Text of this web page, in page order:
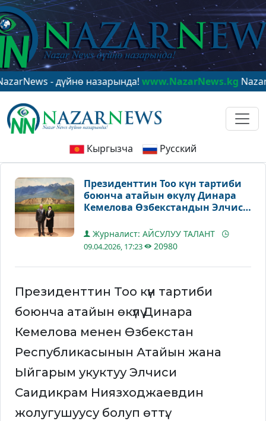
- дүйнө назарында!www.NazarNews.kgNazarNews -
Кыргызча Русский
Президенттин Тоо күн тартиби
боюнча атайын өкүлү Динара
Кемелова Өзбекстандын Элчиси
жолугушту
Журналист: АЙСУЛУУ ТАЛАНТ
09.04.2026, 17:23 20980
Президенттин Тоо күн тартиби
боюнча атайын өкүлү Динара
Кемелова менен Өзбекстан
Республикасынын Атайын жана
Ыйгарым укуктуу Элчиси
Саидикрам Ниязходжаевдин
жолугушуусу болуп өттү.